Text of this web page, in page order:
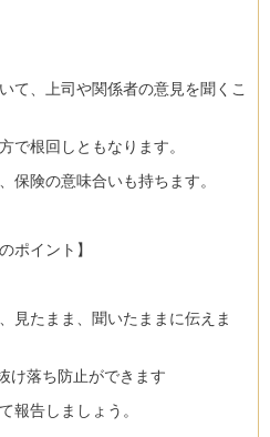
て、上司や関係者の意見を聞くこ
で根回しともなります。
保険の意味合いも持ちます。
ポイント】
見たまま、聞いたままに伝えま
け落ち防止ができます
報告しましょう。